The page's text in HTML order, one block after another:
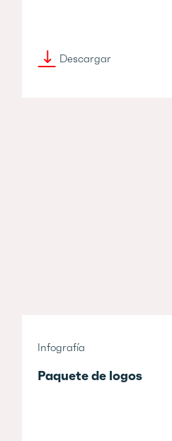
Descargar
Infografía
Paquete de logos